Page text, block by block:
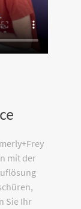
mit der
Sie Ihr